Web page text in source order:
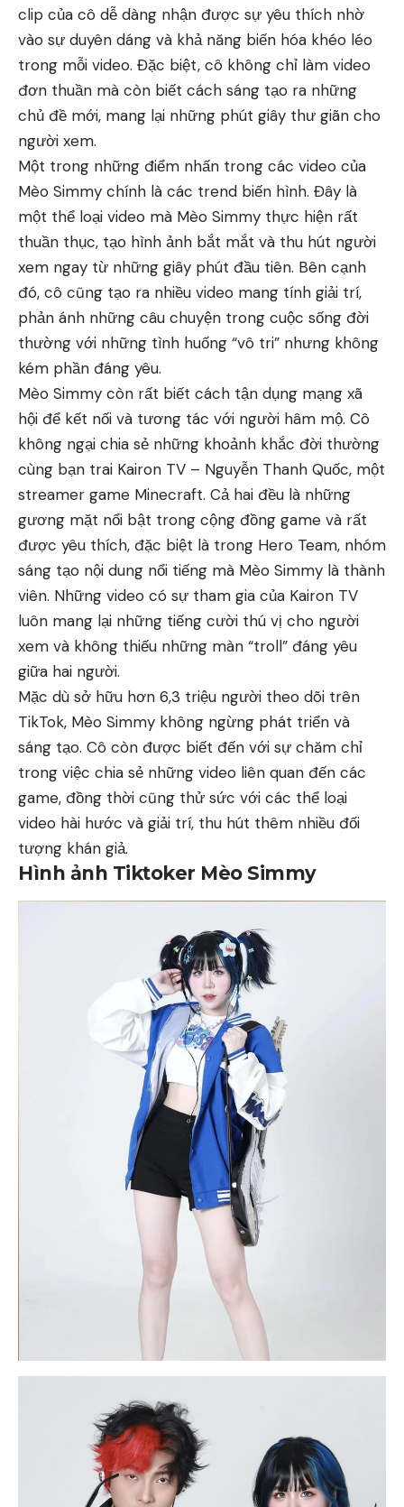
clip của cô dễ dàng nhận được sự yêu thích nhờ
vào sự duyên dáng và khả năng biến hóa khéo léo
trong mỗi video. Đặc biệt, cô không chỉ làm video
đơn thuần mà còn biết cách sáng tạo ra những
chủ đề mới, mang lại những phút giây thư giãn cho
người xem.
Một trong những điểm nhấn trong các video của
Mèo Simmy chính là các trend biến hình. Đây là
một thể loại video mà Mèo Simmy thực hiện rất
thuần thục, tạo hình ảnh bắt mắt và thu hút người
xem ngay từ những giây phút đầu tiên. Bên cạnh
đó, cô cũng tạo ra nhiều video mang tính giải trí,
phản ánh những câu chuyện trong cuộc sống đời
thường với những tình huống “vô tri” nhưng không
kém phần đáng yêu.
Mèo Simmy còn rất biết cách tận dụng mạng xã
hội để kết nối và tương tác với người hâm mộ. Cô
không ngại chia sẻ những khoảnh khắc đời thường
cùng bạn trai Kairon TV – Nguyễn Thanh Quốc, một
streamer game Minecraft. Cả hai đều là những
gương mặt nổi bật trong cộng đồng game và rất
được yêu thích, đặc biệt là trong Hero Team, nhóm
sáng tạo nội dung nổi tiếng mà Mèo Simmy là thành
viên. Những video có sự tham gia của Kairon TV
luôn mang lại những tiếng cười thú vị cho người
xem và không thiếu những màn “troll” đáng yêu
giữa hai người.
Mặc dù sở hữu hơn 6,3 triệu người theo dõi trên
TikTok, Mèo Simmy không ngừng phát triển và
sáng tạo. Cô còn được biết đến với sự chăm chỉ
trong việc chia sẻ những video liên quan đến các
game, đồng thời cũng thử sức với các thể loại
video hài hước và giải trí, thu hút thêm nhiều đối
tượng khán giả.
Hình ảnh Tiktoker Mèo Simmy